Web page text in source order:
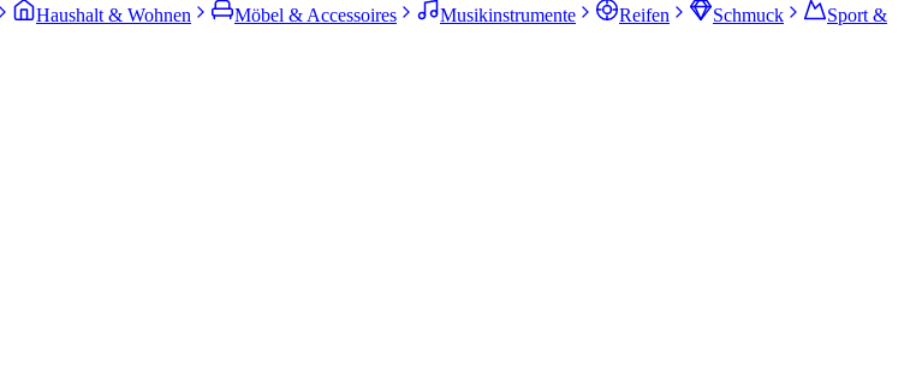
Haushalt & Wohnen Möbel & Accessoires Musikinstrumente Reifen Schmuck
Sport &